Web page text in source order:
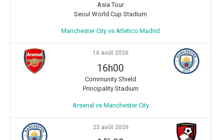
Asia Tour
Seoul World Cup Stadium
Manchester City vs Atletico Madrid
16 août 2026
16h00
Community Shield
Principality Stadium
Arsenal vs Manchester City
23 août 2026